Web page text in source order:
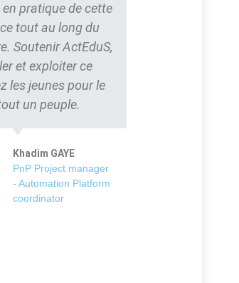
pratique de cette
tout au long du
Soutenir ActEduS,
et exploiter ce
les jeunes pour le
un peuple.
Khadim GAYE
PnP Project manager
- Automation Platform
coordinator